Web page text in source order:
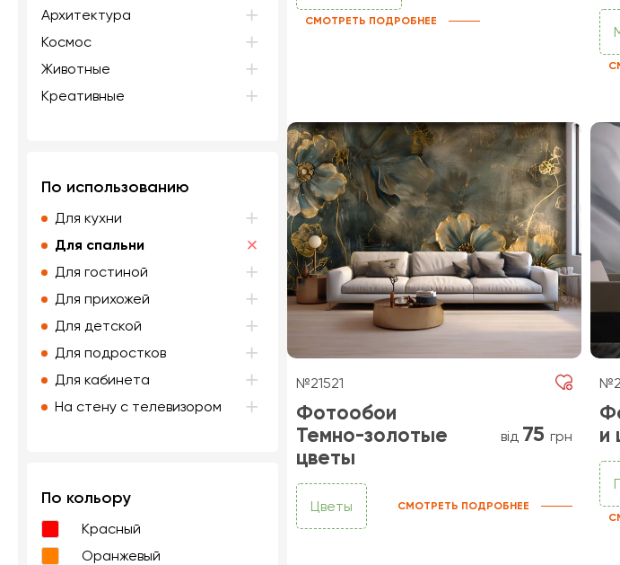
Архитектура
Космос
Животные
Креативные
По использованию
Для кухни
Для спальни
Для гостиной
Для прихожей
Для детской
Для подростков
Для кабинета
На стену с телевизором
По кольору
Красный
Оранжевый
СМОТРЕТЬ ПОДРОБНЕЕ
№21521
Фотообои
Темно-золотые
цветы
від 75 грн
Цветы СМОТРЕТЬ ПОДРОБНЕЕ
и